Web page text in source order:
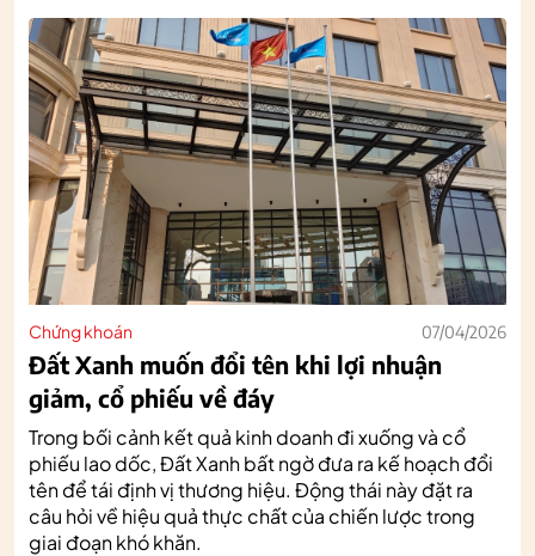
Chứng khoán 07/04/2026
Đất Xanh muốn đổi tên khi lợi nhuận
giảm, cổ phiếu về đáy
Trong bối cảnh kết quả kinh doanh đi xuống và cổ
phiếu lao dốc, Đất Xanh bất ngờ đưa ra kế hoạch đổi
tên để tái định vị thương hiệu. Động thái này đặt ra
câu hỏi về hiệu quả thực chất của chiến lược trong
giai đoạn khó khăn.